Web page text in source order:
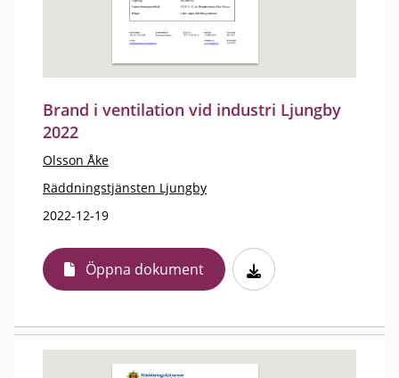
Brand i ventilation vid industri Ljungby
2022
Olsson Åke
Räddningstjänsten Ljungby
2022-12-19
Öppna dokument